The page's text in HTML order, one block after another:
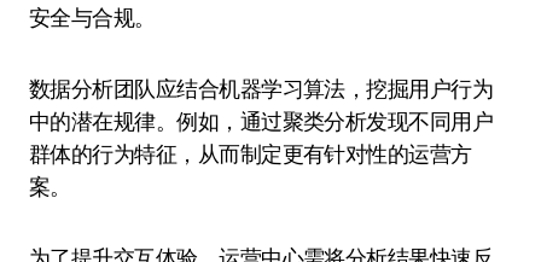
安全与合规。
数据分析团队应结合机器学习算法，挖掘用户行为
中的潜在规律。例如，通过聚类分析发现不同用户
群体的行为特征，从而制定更有针对性的运营方
案。